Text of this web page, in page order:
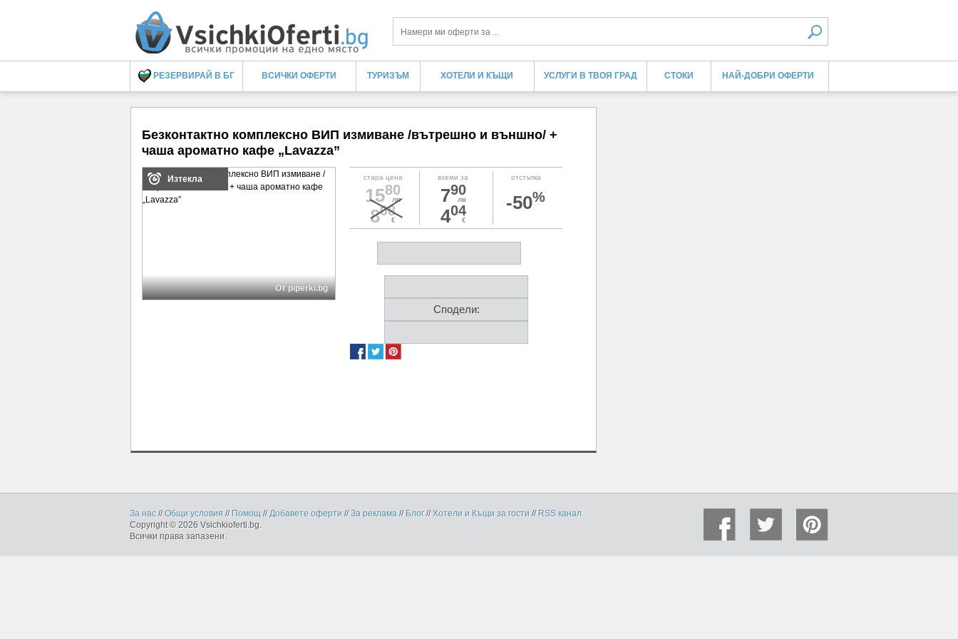
Търси
РЕЗЕРВИРАЙ В БГ ВСИЧКИ ОФЕРТИ ТУРИЗЪМ ХОТЕЛИ И КЪЩИ УСЛУГИ В ТВОЯ ГРАД СТОКИ НАЙ-ДОБРИ ОФЕРТИ
Безконтактно комплексно ВИП измиване /вътрешно и външно/ +
чаша ароматно кафе „Lavazza”
Изтекла
От piperki.bg
стара цена
1580
лв
808
€
вземи за
790
лв
404
€
отстъпка
-50%
Сподели:
За нас //Общи условия // Помощ //Добавете оферти //За реклама // Блог //Хотели и Къщи за гости // RSS канал
Copyright © 2026 Vsichkioferti.bg.
Всички права запазени.